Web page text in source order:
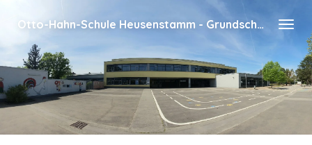
Hauptinhalt
springen
Otto-Hahn-Schule Heusenstamm - Grundschule des Kreises Offenbach